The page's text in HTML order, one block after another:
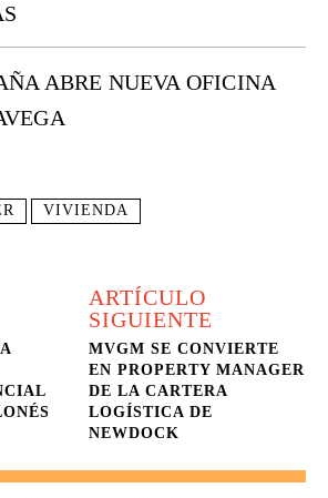
ABRE NUEVA OFICINA
VIVIENDA
ARTÍCULO
SIGUIENTE
MVGM SE CONVIERTE
EN PROPERTY MANAGER
DE LA CARTERA
LOGÍSTICA DE
NEWDOCK